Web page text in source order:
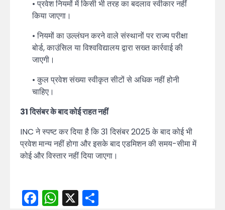
• प्रवेश नियमों में किसी भी तरह का बदलाव स्वीकार नहीं
किया जाएगा।
• नियमों का उल्लंघन करने वाले संस्थानों पर राज्य परीक्षा
बोर्ड, काउंसिल या विश्वविद्यालय द्वारा सख्त कार्रवाई की
जाएगी।
• कुल प्रवेश संख्या स्वीकृत सीटों से अधिक नहीं होनी
चाहिए।
31 दिसंबर के बाद कोई राहत नहीं
INC ने स्पष्ट कर दिया है कि 31 दिसंबर 2025 के बाद कोई भी
प्रवेश मान्य नहीं होगा और इसके बाद एडमिशन की समय-सीमा में
कोई और विस्तार नहीं दिया जाएगा।
Facebook
WhatsApp
X